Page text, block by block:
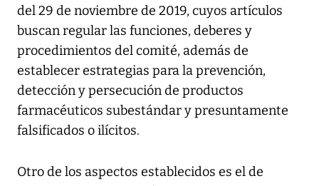
del 29 de noviembre de 2019, cuyos artículos
buscan regular las funciones, deberes y
procedimientos del comité, además de
establecer estrategias para la prevención,
detección y persecución de productos
farmacéuticos subestándar y presuntamente
falsificados o ilícitos.
Otro de los aspectos establecidos es el de